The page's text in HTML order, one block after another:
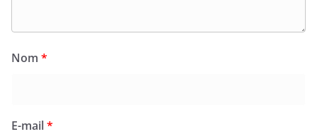
Nom *
E-mail*